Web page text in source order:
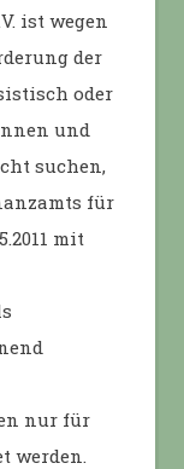
ist wegen
der
oder
und
suchen,
für
mit
nur für
werden.